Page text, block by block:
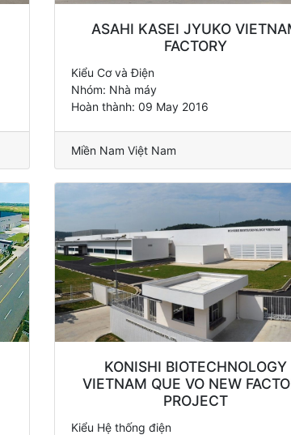
ASAHI KASEI JYUKO
FACTORY
Kiểu Cơ và Điện
Nhóm: Nhà máy
Hoàn thành: 09 May 2016
Miền Nam Việt Nam
KONISHI BIOTECHNOLOGY
VIETNAM QUE VO NEW
PROJECT
Kiểu Hệ thống điện